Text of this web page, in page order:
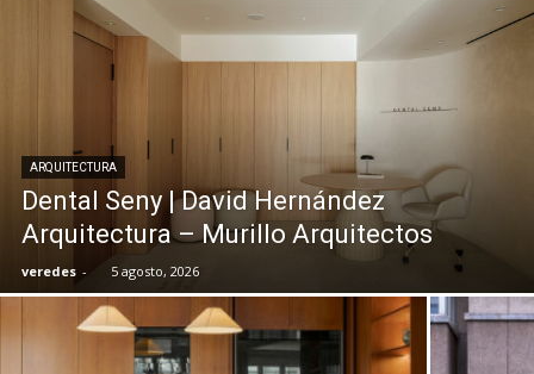
ARQUITECTURA
Dental Seny | David Hernández
Arquitectura – Murillo Arquitectos
veredes - 5 agosto, 2026